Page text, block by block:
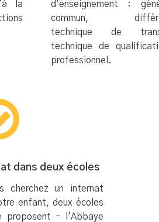
la
d'enseignement :
commun,
technique de
technique de
professionnel.
dans deux écoles
cherchez un internat
enfant, deux écoles
proposent - l'Abbaye